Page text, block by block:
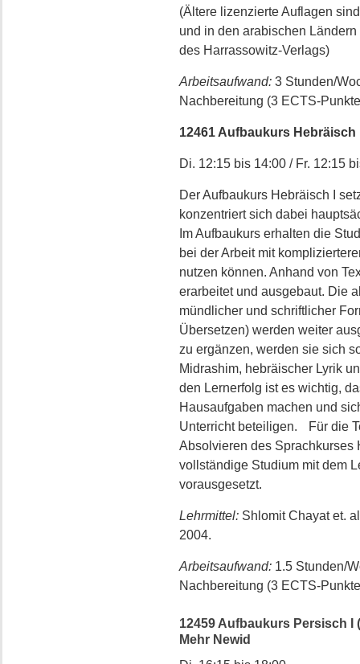
(Ältere lizenzierte Auflagen
und in den arabischen
des Harrassowitz-Verlags)
Arbeitsaufwand:3 Stunden/
Nachbereitung (3 ECTS-
12461 Aufbaukurs Hebräisch
Di. 12:15 bis 14:00 / Fr. 12:15
Der Aufbaukurs Hebräisch I
konzentriert sich dabei
Im Aufbaukurs erhalten die
bei der Arbeit mit
nutzen können. Anhand von
erarbeitet und ausgebaut. Die
mündlicher und schriftlicher
Übersetzen) werden weiter
zu ergänzen, werden sie sich
Midrashim, hebräischer Lyrik
den Lernerfolg ist es wichtig,
Hausaufgaben machen und
Unterricht beteiligen. Für die
Absolvieren des Sprachkurses
vollständige Studium mit dem
vorausgesetzt.
Lehrmittel:Shlomit Chayat et.
2004.
Arbeitsaufwand:1.5 Stunden/
Nachbereitung (3 ECTS-
12459 Aufbaukurs Persisch I
Mehr Newid